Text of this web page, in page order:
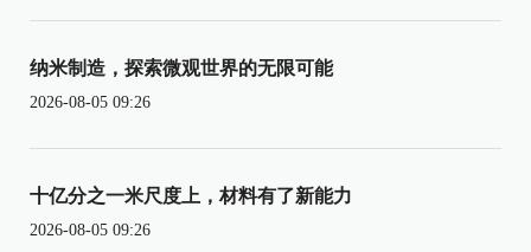
纳米制造，探索微观世界的无限可能
2026-08-05 09:26
十亿分之一米尺度上，材料有了新能力
2026-08-05 09:26